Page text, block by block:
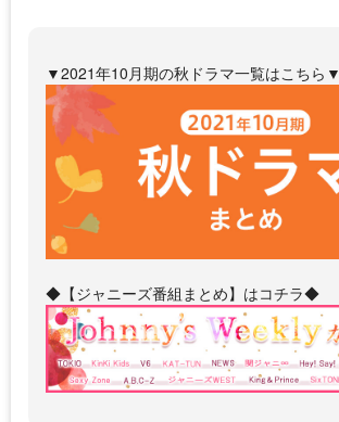
▼2021年10月期の秋ドラマ一覧はこちら▼
◆【ジャニーズ番組まとめ】はコチラ◆